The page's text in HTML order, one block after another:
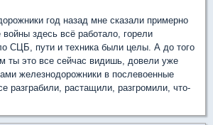
год назад мне сказали примерно
здесь всё работало, горели
СЦБ, пути и техника были целы. А до того
ты это все сейчас видишь, довели уже
железнодорожники в послевоенные
разграбили, растащили, разгромили, что-